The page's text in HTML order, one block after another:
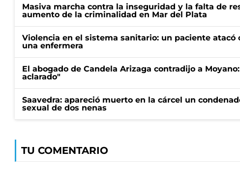
Masiva marcha contra la inseguridad y la falta de
aumento de la criminalidad en Mar del Plata
Violencia en el sistema sanitario: un paciente atacó
una enfermera
El abogado de Candela Arizaga contradijo a
aclarado"
Saavedra: apareció muerto en la cárcel un
sexual de dos nenas
TU COMENTARIO